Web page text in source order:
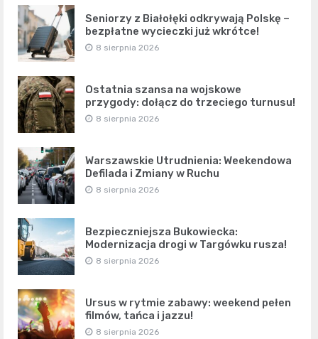
Seniorzy z Białołęki odkrywają Polskę –
bezpłatne wycieczki już wkrótce!
8 sierpnia 2026
Ostatnia szansa na wojskowe
przygody: dołącz do trzeciego turnusu!
8 sierpnia 2026
Warszawskie Utrudnienia: Weekendowa
Defilada i Zmiany w Ruchu
8 sierpnia 2026
Bezpieczniejsza Bukowiecka:
Modernizacja drogi w Targówku rusza!
8 sierpnia 2026
Ursus w rytmie zabawy: weekend pełen
filmów, tańca i jazzu!
8 sierpnia 2026